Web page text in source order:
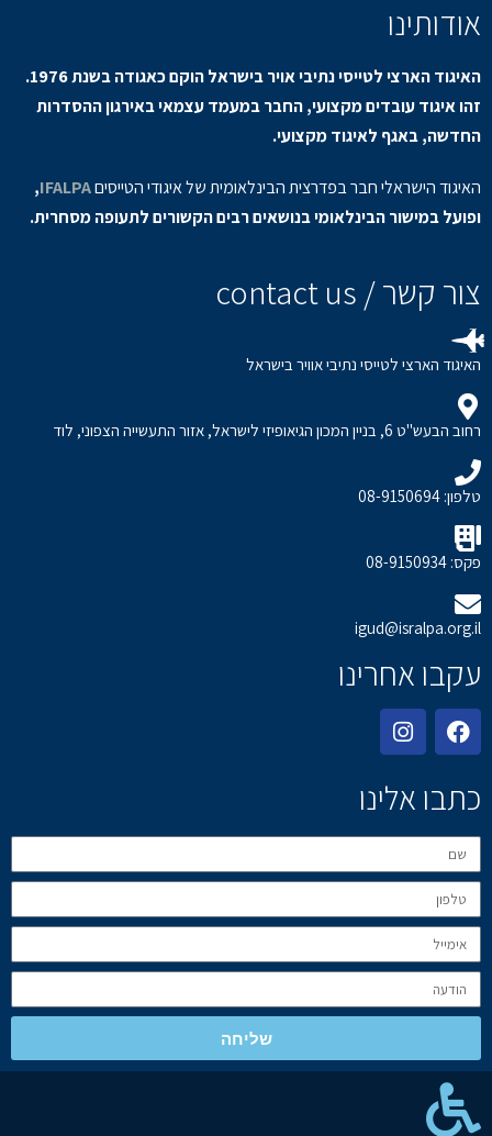
אודותינו
האיגוד הארצי לטייסי נתיבי אויר בישראל הוקם כאגודה בשנת 1976.
זהו איגוד עובדים מקצועי, החבר במעמד עצמאי באירגון ההסדרות
החדשה, באגף לאיגוד מקצועי.
האיגוד הישראלי חבר בפדרצית הבינלאומית של איגודי הטייסיםIFALPA
,
ופועל במישור הבינלאומי בנושאים רבים הקשורים לתעופה מסחרית.
צור קשר / contact us
האיגוד הארצי לטייסי נתיבי אוויר בישראל
רחוב הבעש"ט 6, בניין המכון הגיאופיזי לישראל, אזור התעשייה הצפוני, לוד
טלפון: 08-9150694
פקס: 08-9150934
igud@isralpa.org.il
עקבו אחרינו
כתבו אלינו
שליחה